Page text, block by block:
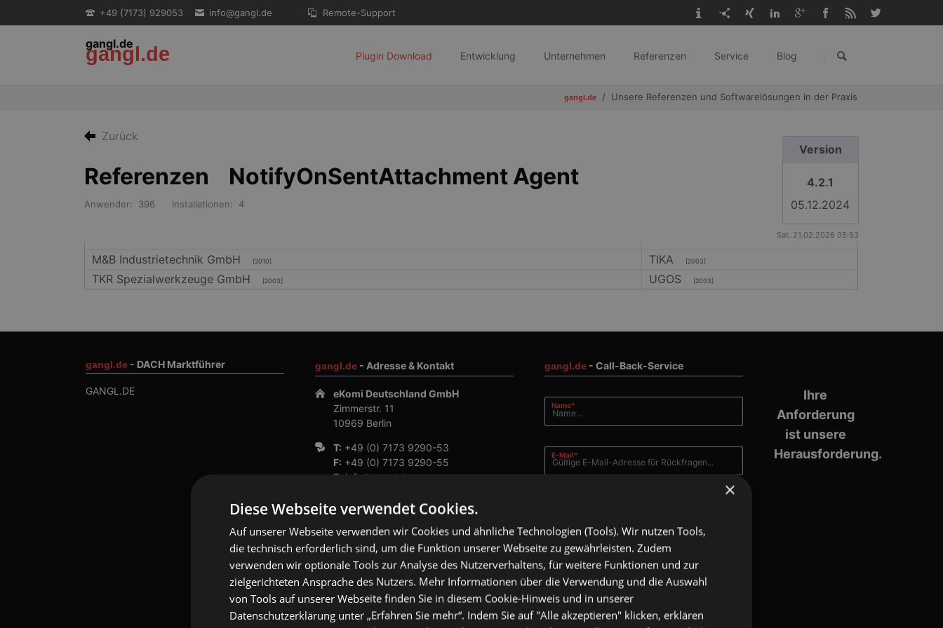
+49 (7173) 929053 info@gangl.de Remote-Support
gangl.de
gangl.de
überspringen
Plugin Download Entwicklung Unternehmen Referenzen Service
gangl.de
Blog
gangl.de Unsere Referenzen und Softwarelösungen in der Praxis
Zurück
Version
4.2.1
05.12.2024
Referenzen NotifyOnSentAttachment Agent
Anwender: 396 Installationen: 4
Sat. 21.02.2026 05:53
M&B Industrietechnik GmbH [2010] TIKA [2003]
TKR Spezialwerkzeuge GmbH [2003] UGOS [2003]
gangl.de - DACH Marktführer
GANGL.DE
gangl.de - Adresse & Kontakt
eKomi Deutschland GmbH
Zimmerstr. 11
10969 Berlin
T: +49 (0) 7173 9290-53
F: +49 (0) 7173 9290-55
E: info@gangl.de
gangl.de - Call-Back-Service
Pflichtfeld
Name*
Pflichtfeld
E-Mail*
Kommentar
Ich habe
dieDatenschutzerklärunggelesen und
Ihre
Anforderung
ist unsere
Herausforderung.
×
Diese Webseite verwendet Cookies.
Auf unserer Webseite verwenden wir Cookies und ähnliche Technologien (Tools). Wir nutzen Tools,
die technisch erforderlich sind, um die Funktion unserer Webseite zu gewährleisten. Zudem
verwenden wir optionale Tools zur Analyse des Nutzerverhaltens, für weitere Funktionen und zur
zielgerichteten Ansprache des Nutzers. Mehr Informationen über die Verwendung und die Auswahl
von Tools auf unserer Webseite finden Sie in diesem Cookie-Hinweis und in unserer
Datenschutzerklärung unter „Erfahren Sie mehr“. Indem Sie auf "Alle akzeptieren" klicken, erklären